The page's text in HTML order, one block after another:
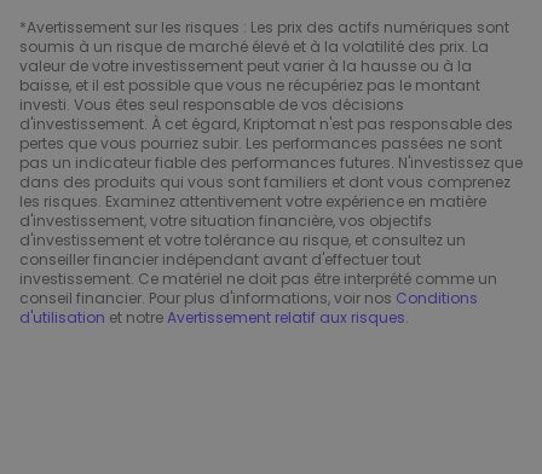
*Avertissement sur les risques : Les prix des actifs numériques sont
soumis à un risque de marché élevé et à la volatilité des prix. La
valeur de votre investissement peut varier à la hausse ou à la
baisse, et il est possible que vous ne récupériez pas le montant
investi. Vous êtes seul responsable de vos décisions
d'investissement. À cet égard, Kriptomat n'est pas responsable des
pertes que vous pourriez subir. Les performances passées ne sont
pas un indicateur fiable des performances futures. N'investissez que
dans des produits qui vous sont familiers et dont vous comprenez
les risques. Examinez attentivement votre expérience en matière
d'investissement, votre situation financière, vos objectifs
d'investissement et votre tolérance au risque, et consultez un
conseiller financier indépendant avant d'effectuer tout
investissement. Ce matériel ne doit pas être interprété comme un
conseil financier. Pour plus d'informations, voir nos Conditions
d'utilisation et notreAvertissement relatif aux risques.